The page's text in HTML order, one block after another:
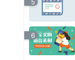
5
6